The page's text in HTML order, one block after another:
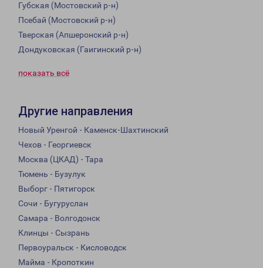
Губская (Мостовский р-н)
Псебай (Мостовский р-н)
Тверская (Апшеронский р-н)
Дондуковская (Гаигинский р-н)
показать всё
Другие направления
Новый Уренгой - Каменск-Шахтинский
Чехов - Георгиевск
Москва (ЦКАД) - Тара
Тюмень - Бузулук
Выборг - Пятигорск
Сочи - Бугуруслан
Самара - Волгодонск
Клинцы - Сызрань
Первоуральск - Кисловодск
Майма - Кропоткин